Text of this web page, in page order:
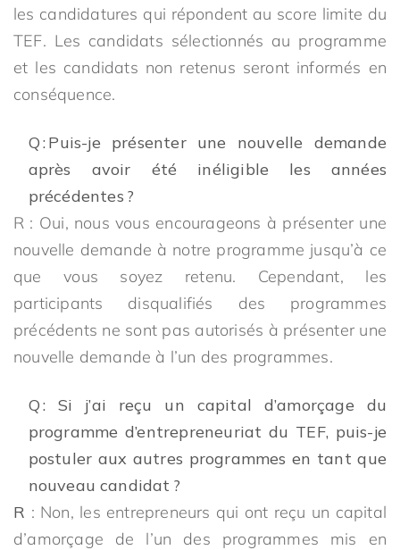
les candidatures qui répondent au score limite du
TEF. Les candidats sélectionnés au programme
et les candidats non retenus seront informés en
conséquence.
Q : Puis-je présenter une nouvelle demande
après avoir été inéligible les années
précédentes ?
R : Oui, nous vous encourageons à présenter une
nouvelle demande à notre programme jusqu’à ce
que vous soyez retenu. Cependant, les
participants disqualifiés des programmes
précédents ne sont pas autorisés à présenter une
nouvelle demande à l’un des programmes.
Q : Si j’ai reçu un capital d’amorçage du
programme d’entrepreneuriat du TEF, puis-je
postuler aux autres programmes en tant que
nouveau candidat ?
R : Non, les entrepreneurs qui ont reçu un capital
d’amorçage de l’un des programmes mis en